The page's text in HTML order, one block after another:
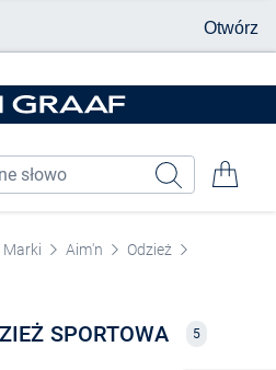
Marki Aim'n
Odzież
SPORTOWA 5
Otwórz